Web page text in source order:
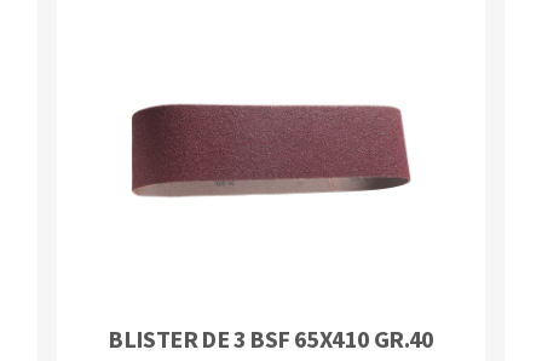
BLISTER DE 3 BSF 65X410 GR.40